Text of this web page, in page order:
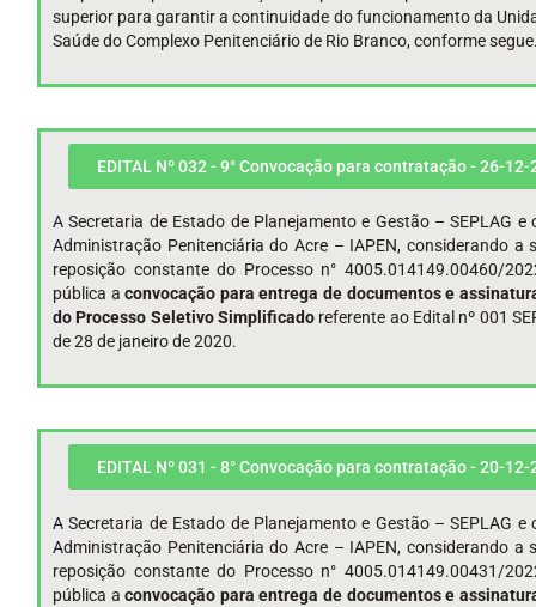
superior para garantir a continuidade do funcionamento da
Saúde do Complexo Penitenciário de Rio Branco, conforme
EDITAL Nº 032 - 9° Convocação para contratação - 26-12-
A Secretaria de Estado de Planejamento e Gestão – SEPLAG
Administração Penitenciária do Acre – IAPEN, considerando a
reposição constante do Processo n° 4005.014149.00460/
pública a convocação para entrega de documentos e
do Processo Seletivo Simplificado referente ao Edital nº 001
de 28 de janeiro de 2020.
EDITAL Nº 031 - 8° Convocação para contratação - 20-12-
A Secretaria de Estado de Planejamento e Gestão – SEPLAG
Administração Penitenciária do Acre – IAPEN, considerando a
reposição constante do Processo n° 4005.014149.00431/
pública a convocação para entrega de documentos e